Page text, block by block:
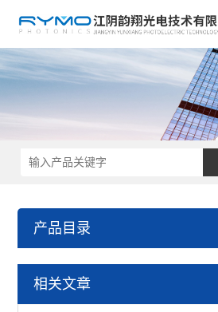
产品目录
光学元件
相关文章